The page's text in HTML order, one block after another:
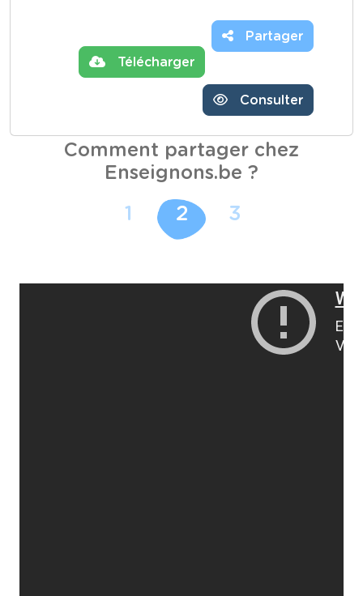
Télécharger
Partager
Consulter
Comment partager chez
Enseignons.be ?
1 2 3